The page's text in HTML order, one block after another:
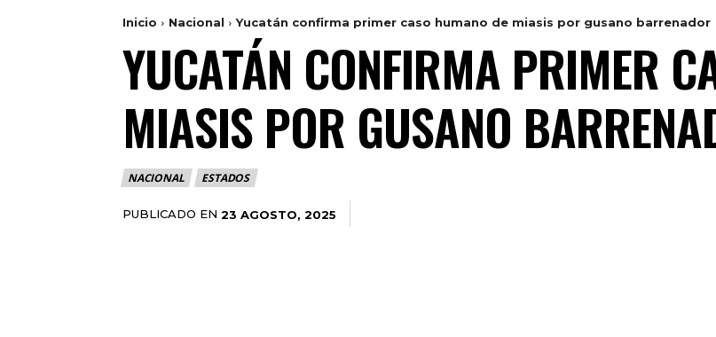
Inicio Nacional Yucatán confirma primer caso humano de miasis por gusano barrenador
YUCATÁN CONFIRMA PRIMER
MIASIS POR GUSANO
NACIONAL ESTADOS
PUBLICADO EN 23 AGOSTO, 2025